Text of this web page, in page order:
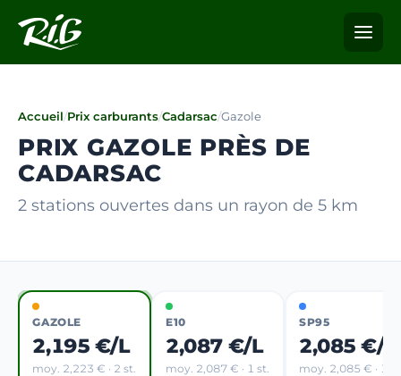
Accueil/Prix carburants/Cadarsac/Gazole
PRIX GAZOLE PRÈS DE
CADARSAC
2 stations ouvertes dans un rayon de 5 km
GAZOLE
2,195 €/L
moy. 2,223 € · 2 st.
E10
2,087 €/L
moy. 2,087 € · 1 st.
SP95
2,085 €/L
moy. 2,085 € · 1